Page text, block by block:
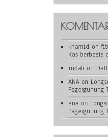
khamid on
Kas berbasis
indah on
ANA on
Pagergunung
ana on
Pagergunung